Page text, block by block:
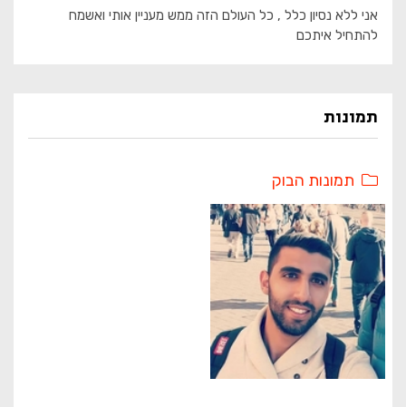
אני ללא נסיון כלל , כל העולם הזה ממש מעניין אותי ואשמח
להתחיל איתכם
תמונות
תמונות הבוק